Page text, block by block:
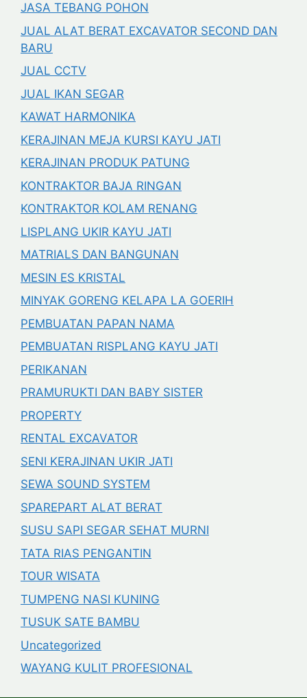
JASA TEBANG POHON
JUAL ALAT BERAT EXCAVATOR SECOND DAN
BARU
JUAL CCTV
JUAL IKAN SEGAR
KAWAT HARMONIKA
KERAJINAN MEJA KURSI KAYU JATI
KERAJINAN PRODUK PATUNG
KONTRAKTOR BAJA RINGAN
KONTRAKTOR KOLAM RENANG
LISPLANG UKIR KAYU JATI
MATRIALS DAN BANGUNAN
MESIN ES KRISTAL
MINYAK GORENG KELAPA LA GOERIH
PEMBUATAN PAPAN NAMA
PEMBUATAN RISPLANG KAYU JATI
PERIKANAN
PRAMURUKTI DAN BABY SISTER
PROPERTY
RENTAL EXCAVATOR
SENI KERAJINAN UKIR JATI
SEWA SOUND SYSTEM
SPAREPART ALAT BERAT
SUSU SAPI SEGAR SEHAT MURNI
TATA RIAS PENGANTIN
TOUR WISATA
TUMPENG NASI KUNING
TUSUK SATE BAMBU
Uncategorized
WAYANG KULIT PROFESIONAL